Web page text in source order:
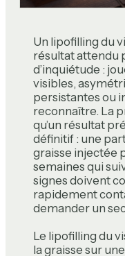
Un lipofilling du
résultat attendu
d’inquiétude :
visibles,
persistantes ou
reconnaître. La
qu’un résultat
définitif : une
graisse injectée
semaines qui
signes doivent
rapidement
demander un
Le lipofilling du
la graisse sur